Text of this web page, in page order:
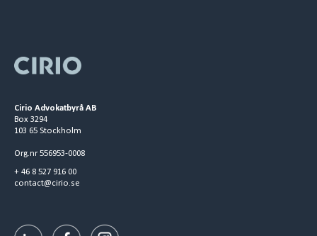
Cirio Advokatbyrå AB
Box 3294
103 65 Stockholm
Org.nr 556953-0008
+ 46 8 527 916 00
contact@cirio.se